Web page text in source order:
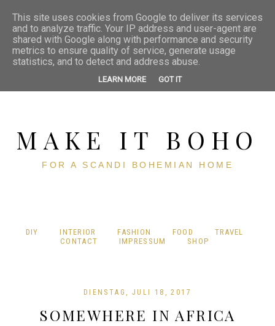
MAKE IT BOHO
FOR A SCANDI BOHEMIAN HOME
DIY INTERIOR FASHION FOOD
TRAVEL
CONTACT
IMPRESSUM SHOP
DIENSTAG, JULI 18, 2017
SOMEWHERE IN AFRICA
This site uses cookies from Google to deliver its services
and to analyze traffic. Your IP address and user-agent are
shared with Google along with performance and security
metrics to ensure quality of service, generate usage
statistics, and to detect and address abuse.
LEARN MORE GOT IT